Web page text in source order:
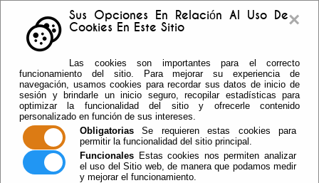
×
Sus Opciones En Relación Al Uso De
Cookies En Este Sitio
Las cookies son importantes para el correcto
funcionamiento del sitio. Para mejorar su experiencia de
navegación, usamos cookies para recordar sus datos de inicio de
sesión y brindarle un inicio seguro, recopilar estadísticas para
optimizar la funcionalidad del sitio y ofrecerle contenido
personalizado en función de sus intereses.
Obligatorias Se requieren estas cookies para
permitir la funcionalidad del sitio principal.
Funcionales Estas cookies nos permiten analizar
el uso del Sitio web, de manera que podamos medir
y mejorar el funcionamiento.
Telf: 950.55.30.69 -
950.55.36.37 Fax: 950.55.35.41